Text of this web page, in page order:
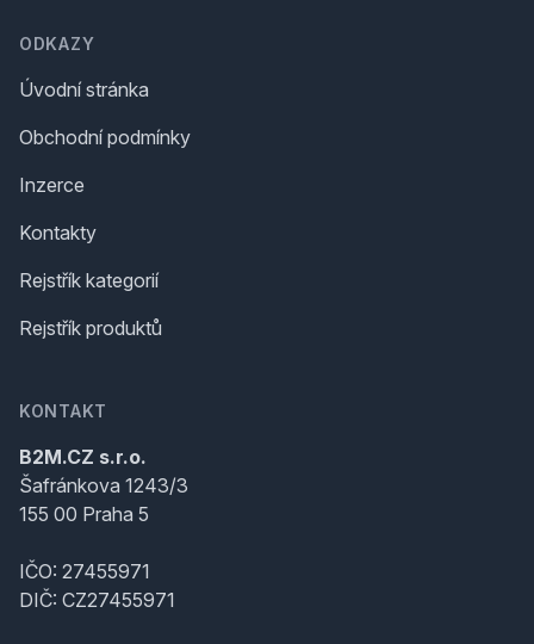
ODKAZY
Úvodní stránka
Obchodní podmínky
Inzerce
Kontakty
Rejstřík kategorií
Rejstřík produktů
KONTAKT
B2M.CZ s.r.o.
Šafránkova 1243/3
155 00 Praha 5
IČO: 27455971
DIČ: CZ27455971